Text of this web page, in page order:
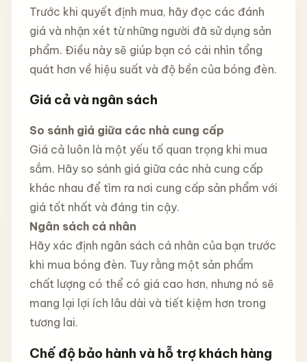
Trước khi quyết định mua, hãy đọc các đánh
giá và nhận xét từ những người đã sử dụng sản
phẩm. Điều này sẽ giúp bạn có cái nhìn tổng
quát hơn về hiệu suất và độ bền của bóng đèn.
Giá cả và ngân sách
So sánh giá giữa các nhà cung cấp
Giá cả luôn là một yếu tố quan trọng khi mua
sắm. Hãy so sánh giá giữa các nhà cung cấp
khác nhau để tìm ra nơi cung cấp sản phẩm với
giá tốt nhất và đáng tin cậy.
Ngân sách cá nhân
Hãy xác định ngân sách cá nhân của bạn trước
khi mua bóng đèn. Tuy rằng một sản phẩm
chất lượng có thể có giá cao hơn, nhưng nó sẽ
mang lại lợi ích lâu dài và tiết kiệm hơn trong
tương lai.
Chế độ bảo hành và hỗ trợ khách hàng